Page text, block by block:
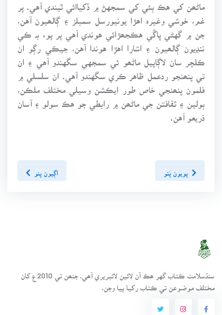
ماڻھن کي هڪ ٻئي کي سمجهڻ ۾ ڏکياائي ٿيندي آهي. پر
غم، خوشي وغيرہ اهڙا يونيورسل سمبلز ۽ ڳالھيون آهن،
جن ۾ گهڻي ڀاڱي هڪجھڙائي هوندي آهي پر پوء بہ ڪي
ننڍيون ڳالھيون ۽ اشارا اهڙا هوندا آهن، جيڪي رڳو ان
ڪلچر سان لاڳاپيل ماڻھو ئي سمجهي سگهندو آهي ۽ ان
تي پنھنجو ردعمل ظاهر ڪري سگهندو آهي. ان سلسلي ۾
فلمون پنھنجي خاص طور ايڪشن وسيلي مختلف ملڪن،
ٻولين ۽ ثقافتن جي ماڻھن ۾ رابطي جو هڪ سولو ۽ آسان
ذريعو آهن.
پويون پَنو اڳيون پنو
سنڌسلامت ڪتاب گهر ھڪ آن لائين لائبريري آھي، جنھن تي 2010ع کان
مختلف موضوعن تي ڪتاب رکيا پيا وڃن.